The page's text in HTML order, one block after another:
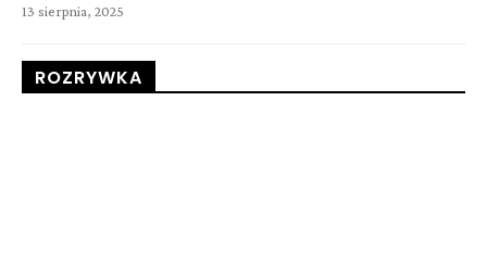
13 sierpnia, 2025
ROZRYWKA